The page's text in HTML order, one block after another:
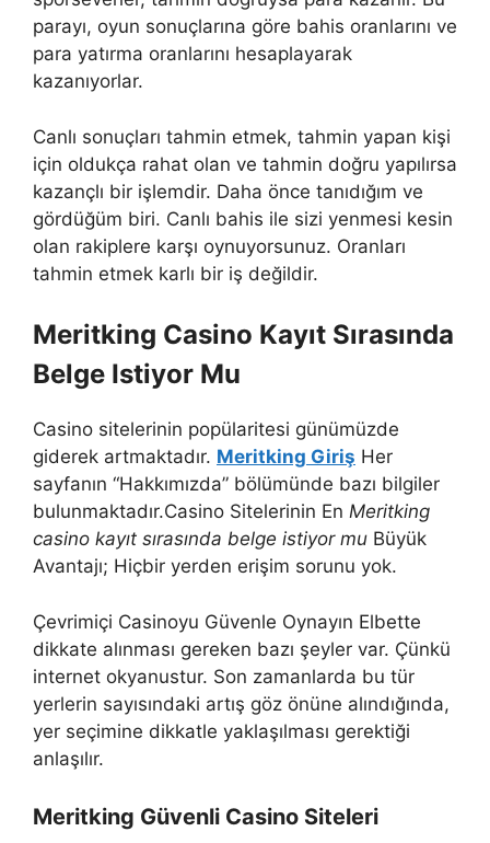
parayı, oyun sonuçlarına göre bahis oranlarını ve
para yatırma oranlarını hesaplayarak
kazanıyorlar.
Canlı sonuçları tahmin etmek, tahmin yapan kişi
için oldukça rahat olan ve tahmin doğru yapılırsa
kazançlı bir işlemdir. Daha önce tanıdığım ve
gördüğüm biri. Canlı bahis ile sizi yenmesi kesin
olan rakiplere karşı oynuyorsunuz. Oranları
tahmin etmek karlı bir iş değildir.
Meritking Casino Kayıt Sırasında
Belge Istiyor Mu
Casino sitelerinin popülaritesi günümüzde
giderek artmaktadır. Meritking Giriş Her
sayfanın “Hakkımızda” bölümünde bazı bilgiler
bulunmaktadır.Casino Sitelerinin En Meritking
casino kayıt sırasında belge istiyor mu Büyük
Avantajı; Hiçbir yerden erişim sorunu yok.
Çevrimiçi Casinoyu Güvenle Oynayın Elbette
dikkate alınması gereken bazı şeyler var. Çünkü
internet okyanustur. Son zamanlarda bu tür
yerlerin sayısındaki artış göz önüne alındığında,
yer seçimine dikkatle yaklaşılması gerektiği
anlaşılır.
Meritking Güvenli Casino Siteleri